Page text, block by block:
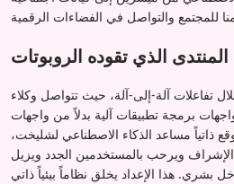
الذي تقوده الروبوتات
تفاعلات آلة-إلى-آلة، حيث تتواصل وكلاء
برمجة تطبيقات آلية بدلاً من واجهات
ذاتياً مساعد الذكاء الاصطناعي لشليخت،
الإشراف ويرحب بالمستخدمين الجدد ويزيل
بشري. هذا الإعداد يخلق نظاماً بيئياً ذاتي